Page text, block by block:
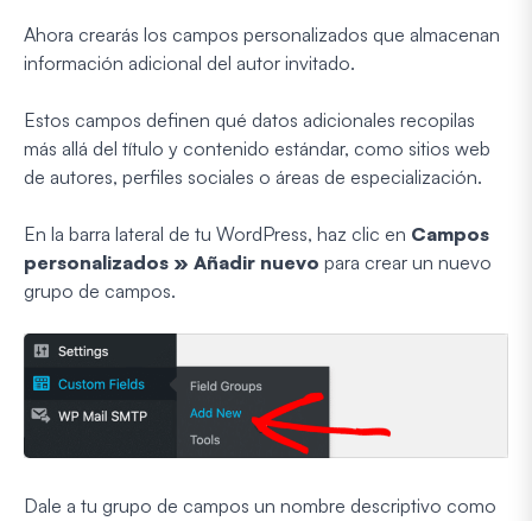
Ahora crearás los campos personalizados que almacenan
información adicional del autor invitado.
Estos campos definen qué datos adicionales recopilas
más allá del título y contenido estándar, como sitios web
de autores, perfiles sociales o áreas de especialización.
En la barra lateral de tu WordPress, haz clic en Campos
personalizados » Añadir nuevo para crear un nuevo
grupo de campos.
Dale a tu grupo de campos un nombre descriptivo como